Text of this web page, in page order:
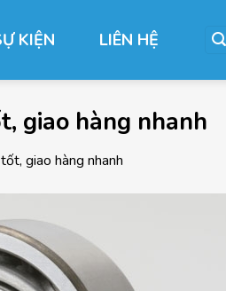
KIỆN LIÊN HỆ
giao hàng nhanh
giao hàng nhanh